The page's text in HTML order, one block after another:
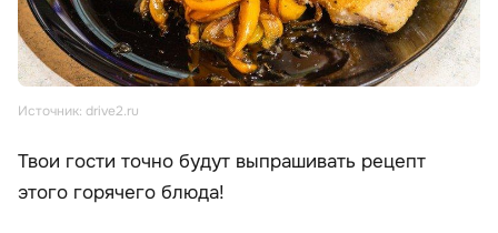
Источник: drive2.ru
Твои гости точно будут выпрашивать рецепт
этого горячего блюда!